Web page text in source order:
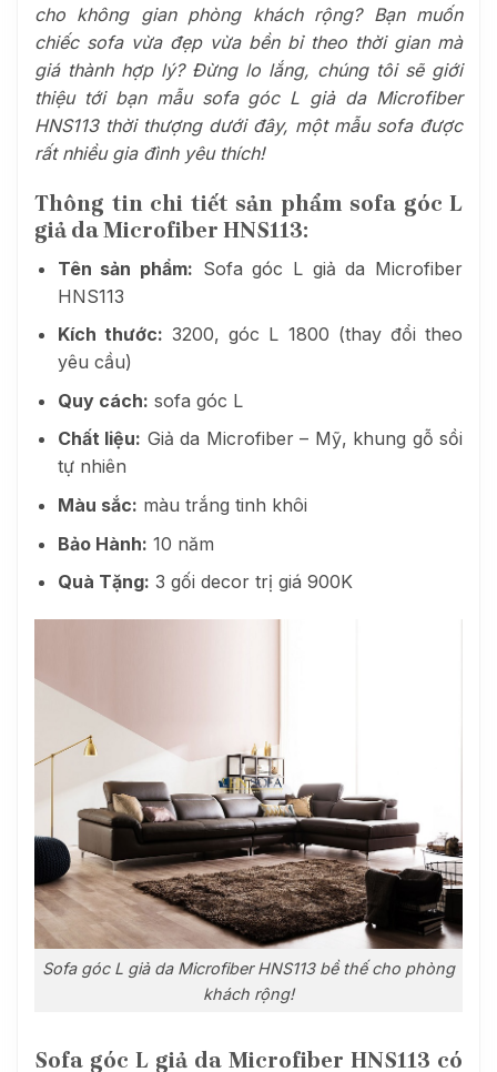
cho không gian phòng khách rộng? Bạn muốn
chiếc sofa vừa đẹp vừa bền bỉ theo thời gian mà
giá thành hợp lý? Đừng lo lắng, chúng tôi sẽ giới
thiệu tới bạn mẫu sofa góc L giả da Microfiber
HNS113 thời thượng dưới đây, một mẫu sofa được
rất nhiều gia đình yêu thích!
Thông tin chi tiết sản phẩm sofa góc L
giả da Microfiber HNS113:
Tên sản phẩm: Sofa góc L giả da Microfiber
HNS113
Kích thước: 3200, góc L 1800 (thay đổi theo
yêu cầu)
Quy cách: sofa góc L
Chất liệu: Giả da Microfiber – Mỹ, khung gỗ sồi
tự nhiên
Màu sắc: màu trắng tinh khôi
Bảo Hành: 10 năm
Quà Tặng: 3 gối decor trị giá 900K
Sofa góc L giả da Microfiber HNS113 bề thế cho phòng
khách rộng!
Sofa góc L giả da Microfiber HNS113 có